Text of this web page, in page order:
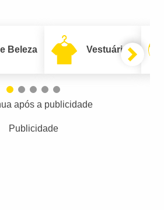
Beleza Vestuário
após a publicidade
Publicidade